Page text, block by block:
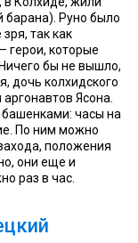
барана). Руно было
так как
герои, которые
Ничего бы не вышло,
дочь колхидского
Ясона.
часы на
По ним можно
положения
они еще и
раз в час.